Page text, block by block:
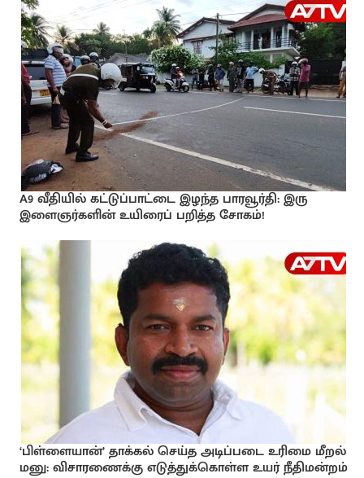
A9 வீதியில் கட்டுப்பாட்டை இழந்த பாரவூர்தி: இரு
இளைஞர்களின் உயிரைப் பறித்த சோகம்!
‘பிள்ளையான்’ தாக்கல் செய்த அடிப்படை உரிமை மீறல்
மனு: விசாரணைக்கு எடுத்துக்கொள்ள உயர் நீதிமன்றம்